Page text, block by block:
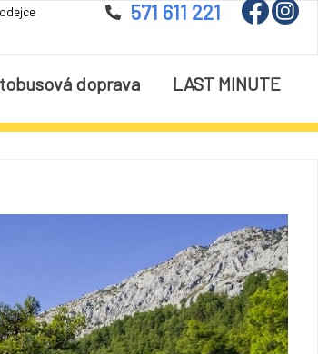
571 611 221
doprava LAST MINUTE